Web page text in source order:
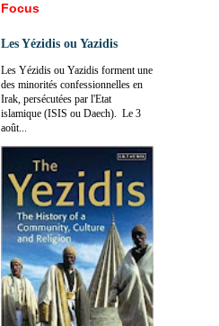
Focus
Les Yézidis ou Yazidis
Les Yézidis ou Yazidis forment une
des minorités confessionnelles en
Irak, persécutées par l'Etat
islamique (ISIS ou Daech). Le 3
août...